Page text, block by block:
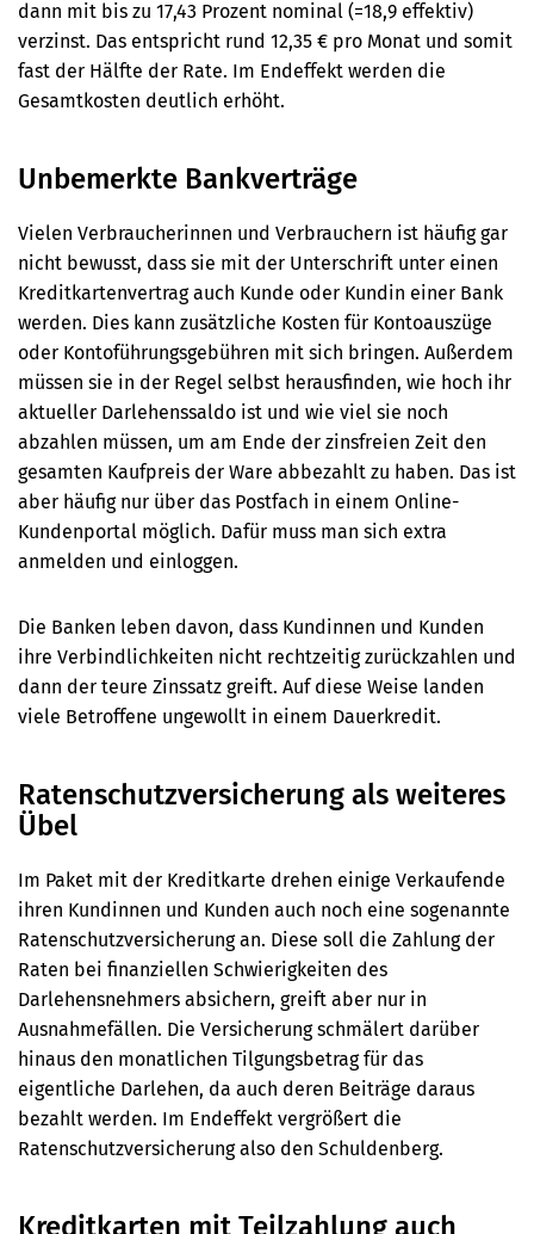
dann mit bis zu 17,43 Prozent nominal (=18,9 effektiv)
verzinst. Das entspricht rund 12,35 € pro Monat und somit
fast der Hälfte der Rate. Im Endeffekt werden die
Gesamtkosten deutlich erhöht.
Unbemerkte Bankverträge
Vielen Verbraucherinnen und Verbrauchern ist häufig gar
nicht bewusst, dass sie mit der Unterschrift unter einen
Kreditkartenvertrag auch Kunde oder Kundin einer Bank
werden. Dies kann zusätzliche Kosten für Kontoauszüge
oder Kontoführungsgebühren mit sich bringen. Außerdem
müssen sie in der Regel selbst herausfinden, wie hoch ihr
aktueller Darlehenssaldo ist und wie viel sie noch
abzahlen müssen, um am Ende der zinsfreien Zeit den
gesamten Kaufpreis der Ware abbezahlt zu haben. Das ist
aber häufig nur über das Postfach in einem Online-
Kundenportal möglich. Dafür muss man sich extra
anmelden und einloggen.
Die Banken leben davon, dass Kundinnen und Kunden
ihre Verbindlichkeiten nicht rechtzeitig zurückzahlen und
dann der teure Zinssatz greift. Auf diese Weise landen
viele Betroffene ungewollt in einem Dauerkredit.
Ratenschutzversicherung als weiteres
Übel
Im Paket mit der Kreditkarte drehen einige Verkaufende
ihren Kundinnen und Kunden auch noch eine sogenannte
Ratenschutzversicherung an. Diese soll die Zahlung der
Raten bei finanziellen Schwierigkeiten des
Darlehensnehmers absichern, greift aber nur in
Ausnahmefällen. Die Versicherung schmälert darüber
hinaus den monatlichen Tilgungsbetrag für das
eigentliche Darlehen, da auch deren Beiträge daraus
bezahlt werden. Im Endeffekt vergrößert die
Ratenschutzversicherung also den Schuldenberg.
Kreditkarten mit Teilzahlung auch